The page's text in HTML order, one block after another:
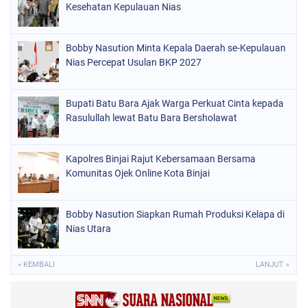
Kesehatan Kepulauan Nias
Bobby Nasution Minta Kepala Daerah se-Kepulauan
Nias Percepat Usulan BKP 2027
Bupati Batu Bara Ajak Warga Perkuat Cinta kepada
Rasulullah lewat Batu Bara Bersholawat
Kapolres Binjai Rajut Kebersamaan Bersama
Komunitas Ojek Online Kota Binjai
Bobby Nasution Siapkan Rumah Produksi Kelapa di
Nias Utara
« KEMBALI LANJUT »